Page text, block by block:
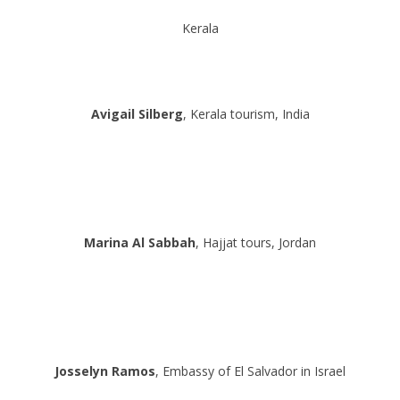
Kerala
Avigail Silberg, Kerala tourism, India
Marina Al Sabbah, Hajjat tours, Jordan
Josselyn Ramos, Embassy of El Salvador in Israel